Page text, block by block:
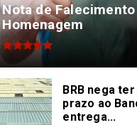
Nota de
Homenagem
BRB nega
prazo ao
entrega...